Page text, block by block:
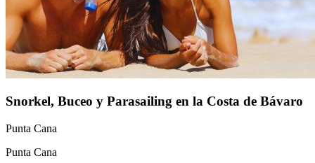
Snorkel, Buceo y Parasailing en la Costa de Bávaro
Punta Cana
Punta Cana